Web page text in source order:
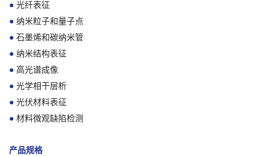
● 光纤表征
● 纳米粒子和量子点
● 石墨烯和碳纳米管
● 纳米结构表征
● 高光谱成像
● 光学相干层析
● 光伏材料表征
● 材料微观缺陷检测
产品规格